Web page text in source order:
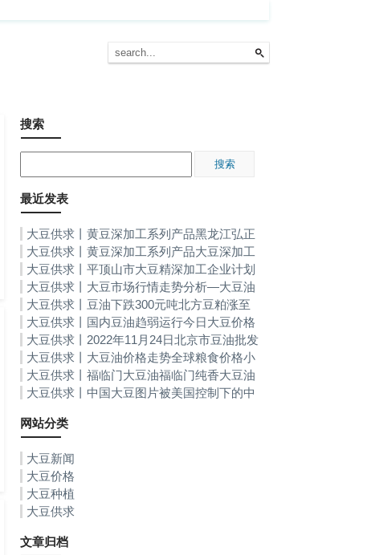
搜索
最近发表
大豆供求丨黄豆深加工系列产品黑龙江弘正
大豆18万吨深加工项目在大庆银浪经开区奠
基
大豆供求丨黄豆深加工系列产品大豆深加工
头部企业嘉华股份今日登陆沪市主板
大豆供求丨平顶山市大豆精深加工企业计划
新上5个项目黄豆深加工系列产品
大豆供求丨大豆市场行情走势分析—大豆油
价格走势
大豆供求丨豆油下跌300元吨北方豆粕涨至
3000元吨-大豆油价格走势
大豆供求丨国内豆油趋弱运行今日大豆价格
行情，大豆油价格走势
大豆供求丨2022年11月24日北京市豆油批发
价格行情大豆油价格走势
大豆供求丨大豆油价格走势全球粮食价格小
幅回落 粮食供应与安全风险不容小觑
大豆供求丨福临门大豆油福临门纯香大豆油
大豆供求丨中国大豆图片被美国控制下的中
网站分类
大豆新闻
大豆价格
大豆种植
大豆供求
文章归档